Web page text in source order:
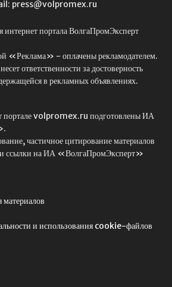
press@volpromex.ru
интернет портала ВолгаПромЭксперт
«Реклама» - оплачены рекламодателем.
ответственности за достоверность
в рекламных объявлениях.
портале volpromex.ru подготовлены ИА
частичное цитирование материалов
ссылки на ИА «ВолгаПромЭксперт»
материалов
и использования cookie-файлов